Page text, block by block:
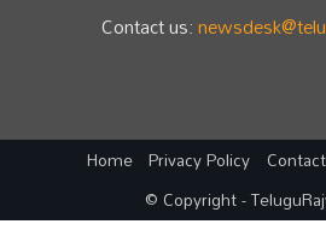
Contact us:
Home Privacy Policy
© Copyright -